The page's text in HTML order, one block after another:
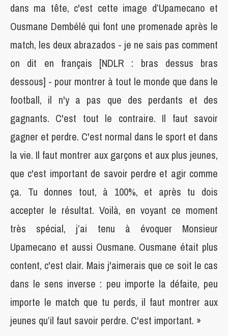
dans ma tête, c'est cette image d’Upamecano et
Ousmane Dembélé qui font une promenade après le
match, les deux abrazados - je ne sais pas comment
on dit en français [NDLR : bras dessus bras
dessous] - pour montrer à tout le monde que dans le
football, il n'y a pas que des perdants et des
gagnants. C'est tout le contraire. Il faut savoir
gagner et perdre. C'est normal dans le sport et dans
la vie. Il faut montrer aux garçons et aux plus jeunes,
que c'est important de savoir perdre et agir comme
ça. Tu donnes tout, à 100%, et après tu dois
accepter le résultat. Voilà, en voyant ce moment
très spécial, j’ai tenu à évoquer Monsieur
Upamecano et aussi Ousmane. Ousmane était plus
content, c'est clair. Mais j'aimerais que ce soit le cas
dans le sens inverse : peu importe la défaite, peu
importe le match que tu perds, il faut montrer aux
jeunes qu’il faut savoir perdre. C'est important. »